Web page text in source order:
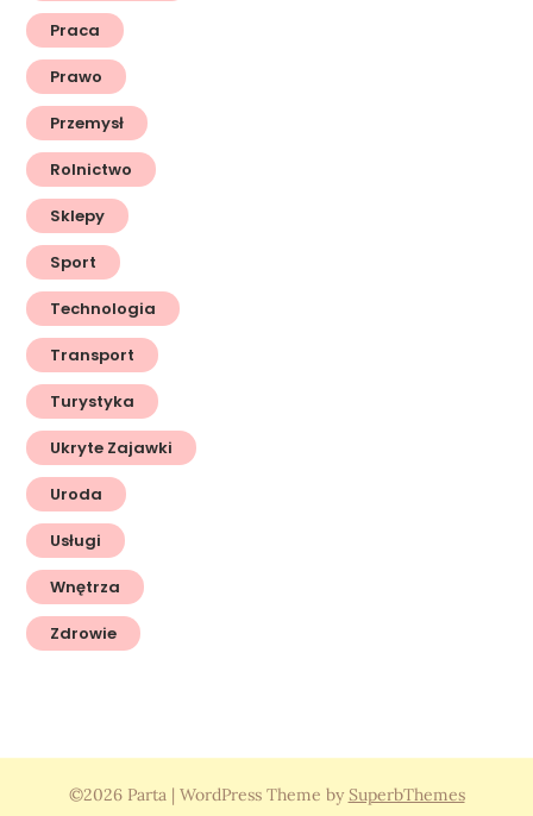
Praca
Prawo
Przemysł
Rolnictwo
Sklepy
Sport
Technologia
Transport
Turystyka
Ukryte Zajawki
Uroda
Usługi
Wnętrza
Zdrowie
©2026 Parta | WordPress Theme by SuperbThemes